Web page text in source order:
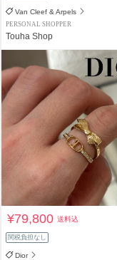
Van Cleef & Arpels
PERSONAL SHOPPER
Touha Shop
¥79,800送料込
関税負担なし
Dior